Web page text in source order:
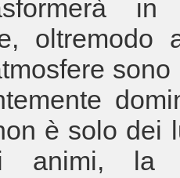
in
oltremodo
è solo dei
animi, la